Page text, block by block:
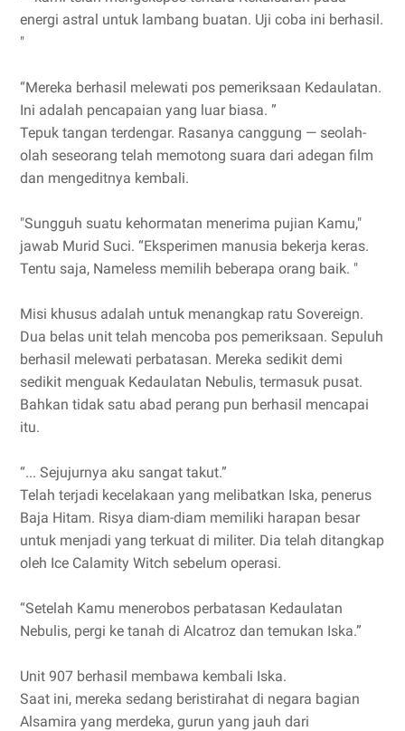
energi astral untuk lambang buatan. Uji coba ini berhasil.
"
“Mereka berhasil melewati pos pemeriksaan Kedaulatan.
Ini adalah pencapaian yang luar biasa. ”
Tepuk tangan terdengar. Rasanya canggung — seolah-
olah seseorang telah memotong suara dari adegan film
dan mengeditnya kembali.
"Sungguh suatu kehormatan menerima pujian Kamu,"
jawab Murid Suci. “Eksperimen manusia bekerja keras.
Tentu saja, Nameless memilih beberapa orang baik. "
Misi khusus adalah untuk menangkap ratu Sovereign.
Dua belas unit telah mencoba pos pemeriksaan. Sepuluh
berhasil melewati perbatasan. Mereka sedikit demi
sedikit menguak Kedaulatan Nebulis, termasuk pusat.
Bahkan tidak satu abad perang pun berhasil mencapai
itu.
“... Sejujurnya aku sangat takut.”
Telah terjadi kecelakaan yang melibatkan Iska, penerus
Baja Hitam. Risya diam-diam memiliki harapan besar
untuk menjadi yang terkuat di militer. Dia telah ditangkap
oleh Ice Calamity Witch sebelum operasi.
“Setelah Kamu menerobos perbatasan Kedaulatan
Nebulis, pergi ke tanah di Alcatroz dan temukan Iska.”
Unit 907 berhasil membawa kembali Iska.
Saat ini, mereka sedang beristirahat di negara bagian
Alsamira yang merdeka, gurun yang jauh dari